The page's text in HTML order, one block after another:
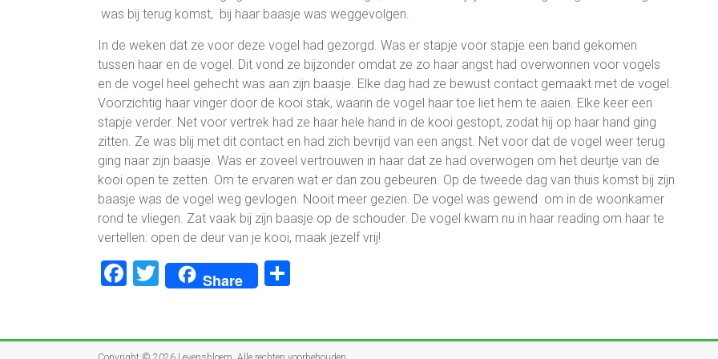
was bij terug komst, bij haar baasje was weggevolgen.
In de weken dat ze voor deze vogel had gezorgd. Was er stapje voor stapje een band gekomen
tussen haar en de vogel. Dit vond ze bijzonder omdat ze zo haar angst had overwonnen voor vogels
en de vogel heel gehecht was aan zijn baasje. Elke dag had ze bewust contact gemaakt met de vogel.
Voorzichtig haar vinger door de kooi stak, waarin de vogel haar toe liet hem te aaien. Elke keer een
stapje verder. Net voor vertrek had ze haar hele hand in de kooi gestopt, zodat hij op haar hand ging
zitten. Ze was blij met dit contact en had zich bevrijd van een angst. Net voor dat de vogel weer terug
ging naar zijn baasje. Was er zoveel vertrouwen in haar dat ze had overwogen om het deurtje van de
kooi open te zetten. Om te ervaren wat er dan zou gebeuren. Op de tweede dag van thuis komst bij zijn
baasje was de vogel weg gevlogen. Nooit meer gezien. De vogel was gewend om in de woonkamer
rond te vliegen. Zat vaak bij zijn baasje op de schouder. De vogel kwam nu in haar reading om haar te
vertellen: open de deur van je kooi, maak jezelf vrij!
F
b
T
wi
er
Share
n